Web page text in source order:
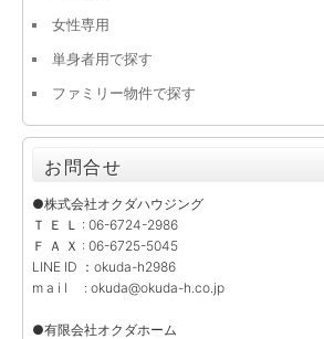
女性専用
単身者用で探す
ファミリー物件で探す
お問合せ
●株式会社オクダハウジング
Ｔ Ｅ Ｌ : 06-6724-2986
Ｆ Ａ Ｘ : 06-6725-5045
LINE ID ：okuda-h2986
m a i l : okuda@okuda-h.co.jp
●有限会社オクダホーム